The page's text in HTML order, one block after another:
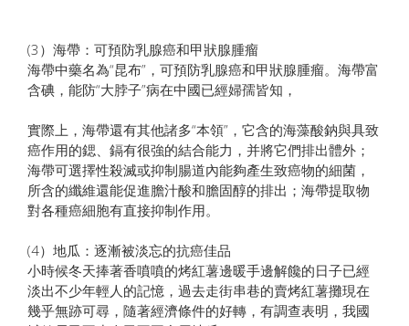
(3）海帶：可預防乳腺癌和甲狀腺腫瘤
海帶中藥名為“昆布”，可預防乳腺癌和甲狀腺腫瘤。海帶富
含碘，能防“大脖子”病在中國已經婦孺皆知，
實際上，海帶還有其他諸多“本領”，它含的海藻酸鈉與具致
癌作用的鍶、鎘有很強的結合能力，并將它們排出體外；
海帶可選擇性殺滅或抑制腸道內能夠產生致癌物的細菌，
所含的纖維還能促進膽汁酸和膽固醇的排出；海帶提取物
對各種癌細胞有直接抑制作用。
(4）地瓜：逐漸被淡忘的抗癌佳品
小時候冬天捧著香噴噴的烤紅薯邊暖手邊解饞的日子已經
淡出不少年輕人的記憶，過去走街串巷的賣烤紅薯攤現在
幾乎無跡可尋，隨著經濟條件的好轉，有調查表明，我國